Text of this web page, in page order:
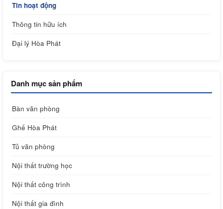
Tin hoạt động
Thông tin hữu ích
Đại lý Hòa Phát
Danh mục sản phẩm
Bàn văn phòng
Ghế Hòa Phát
Tủ văn phòng
Nội thất trường học
Nội thất công trình
Nội thất gia đình